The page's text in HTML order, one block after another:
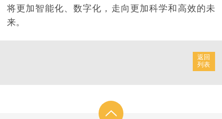
将更加智能化、数字化，走向更加科学和高效的未
来。
返回
列表